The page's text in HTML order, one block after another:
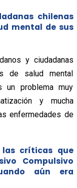
chilenas
mental de sus
y ciudadanas
de salud mental
problema muy
y mucha
enfermedades de
las críticas que
Compulsivo
aún era